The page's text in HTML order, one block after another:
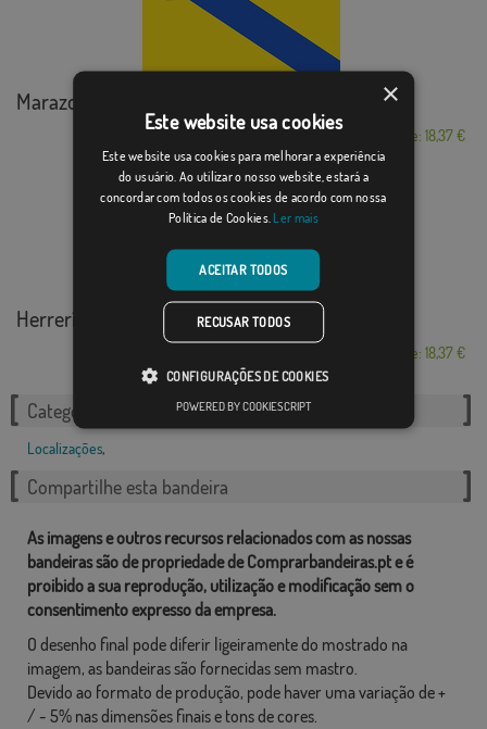
Marazoleja
Desde: 18,37 €
Herrerías
Desde: 18,37 €
Categorias relacionadas:
Localizações,
Compartilhe esta bandeira
As imagens e outros recursos relacionados com as nossas
bandeiras são de propriedade de Comprarbandeiras.pt e é
proibido a sua reprodução, utilização e modificação sem o
consentimento expresso da empresa.
O desenho final pode diferir ligeiramente do mostrado na
imagem, as bandeiras são fornecidas sem mastro.
Devido ao formato de produção, pode haver uma variação de +
/ - 5% nas dimensões finais e tons de cores.
×
Este website usa cookies
Este website usa cookies para melhorar a experiência
do usuário. Ao utilizar o nosso website, estará a
concordar com todos os cookies de acordo com nossa
Política de Cookies. Ler mais
ACEITAR TODOS
RECUSAR TODOS
CONFIGURAÇÕES DE COOKIES
POWERED BY COOKIESCRIPT